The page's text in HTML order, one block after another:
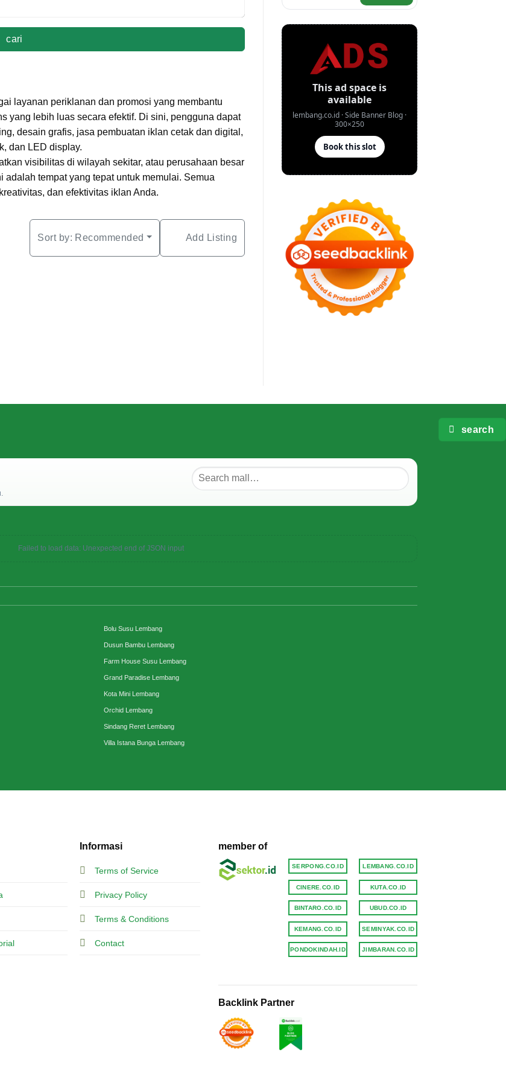
cari
layanan periklanan dan promosi yang membantu
yang lebih luas secara efektif. Di sini, pengguna dapat
desain grafis, jasa pembuatan iklan cetak dan digital,
dan LED display.
visibilitas di wilayah sekitar, atau perusahaan besar
tempat yang tepat untuk memulai. Semua
dan efektivitas iklan Anda.
Sort by: Recommended Add Listing
search
Failed to load data: Unexpected end of JSON input
Bolu Susu Lembang
Dusun Bambu Lembang
Farm House Susu Lembang
Grand Paradise Lembang
Kota Mini Lembang
Orchid Lembang
Sindang Reret Lembang
Villa Istana Bunga Lembang
Informasi
Terms of Service
Privacy Policy
Terms & Conditions
Contact
member of
SERPONG.CO.ID
CINERE.CO.ID
BINTARO.CO.ID
KEMANG.CO.ID
PONDOKINDAH.ID
LEMBANG.CO.ID
KUTA.CO.ID
UBUD.CO.ID
SEMINYAK.CO.ID
JIMBARAN.CO.ID
Backlink Partner